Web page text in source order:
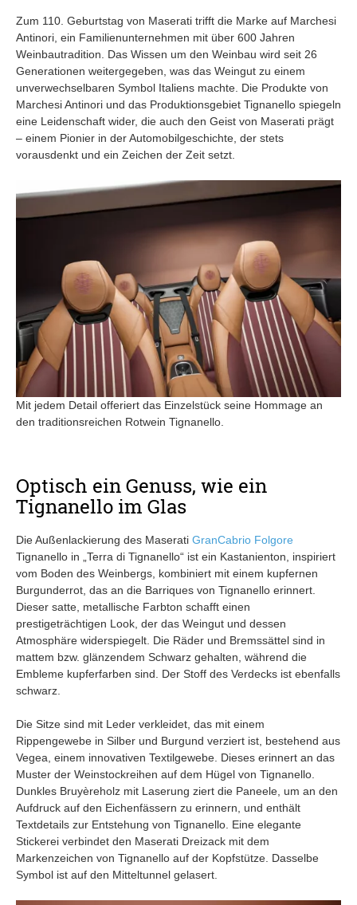
Zum 110. Geburtstag von Maserati trifft die Marke auf Marchesi
Antinori, ein Familienunternehmen mit über 600 Jahren
Weinbautradition. Das Wissen um den Weinbau wird seit 26
Generationen weitergegeben, was das Weingut zu einem
unverwechselbaren Symbol Italiens machte. Die Produkte von
Marchesi Antinori und das Produktionsgebiet Tignanello spiegeln
eine Leidenschaft wider, die auch den Geist von Maserati prägt
– einem Pionier in der Automobilgeschichte, der stets
vorausdenkt und ein Zeichen der Zeit setzt.
Mit jedem Detail offeriert das Einzelstück seine Hommage an
den traditionsreichen Rotwein Tignanello.
Optisch ein Genuss, wie ein
Tignanello im Glas
Die Außenlackierung des Maserati GranCabrio Folgore
Tignanello in „Terra di Tignanello“ ist ein Kastanienton, inspiriert
vom Boden des Weinbergs, kombiniert mit einem kupfernen
Burgunderrot, das an die Barriques von Tignanello erinnert.
Dieser satte, metallische Farbton schafft einen
prestigeträchtigen Look, der das Weingut und dessen
Atmosphäre widerspiegelt. Die Räder und Bremssättel sind in
mattem bzw. glänzendem Schwarz gehalten, während die
Embleme kupferfarben sind. Der Stoff des Verdecks ist ebenfalls
schwarz.
Die Sitze sind mit Leder verkleidet, das mit einem
Rippengewebe in Silber und Burgund verziert ist, bestehend aus
Vegea, einem innovativen Textilgewebe. Dieses erinnert an das
Muster der Weinstockreihen auf dem Hügel von Tignanello.
Dunkles Bruyèreholz mit Laserung ziert die Paneele, um an den
Aufdruck auf den Eichenfässern zu erinnern, und enthält
Textdetails zur Entstehung von Tignanello. Eine elegante
Stickerei verbindet den Maserati Dreizack mit dem
Markenzeichen von Tignanello auf der Kopfstütze. Dasselbe
Symbol ist auf den Mitteltunnel gelasert.